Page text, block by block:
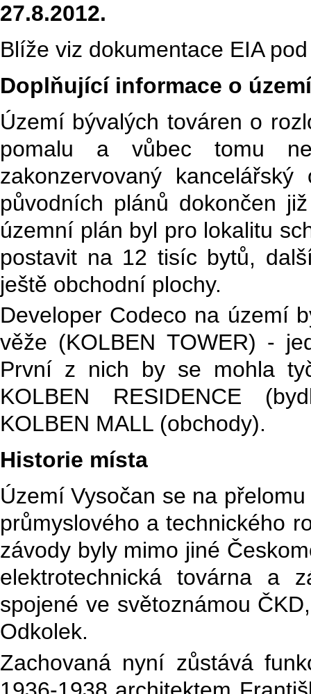
27.8.2012.
Blíže viz dokumentace EIA
Doplňující informace o území
Území bývalých továren o
pomalu a vůbec tomu
zakonzervovaný
původních plánů dokončen
územní plán byl pro lokalitu
postavit na 12 tisíc bytů,
ještě obchodní plochy.
Developer Codeco na území
věže (KOLBEN TOWER) -
První z nich by se mohla
KOLBEN RESIDENCE
KOLBEN MALL (obchody).
Historie místa
Území Vysočan se na
průmyslového a technického
závody byly mimo jiné
elektrotechnická továrna a
spojené ve světoznámou
Odkolek.
Zachovaná nyní zůstává